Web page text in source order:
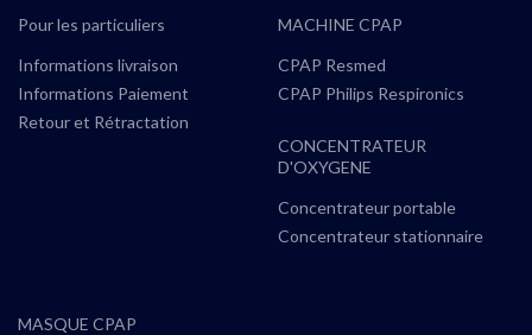
Pour les particuliers
Informations livraison
Informations Paiement
Retour et Rétractation
MACHINE CPAP
CPAP Resmed
CPAP Philips Respironics
CONCENTRATEUR
D'OXYGENE
Concentrateur portable
Concentrateur stationnaire
MASQUE CPAP